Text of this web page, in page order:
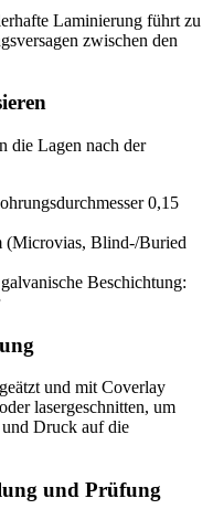
Laminierung führt zu
zwischen den
die Lagen nach der
0,15
(Microvias, Blind-/Buried
Beschichtung:
und mit Coverlay
lasergeschnitten, um
Druck auf die
und Prüfung